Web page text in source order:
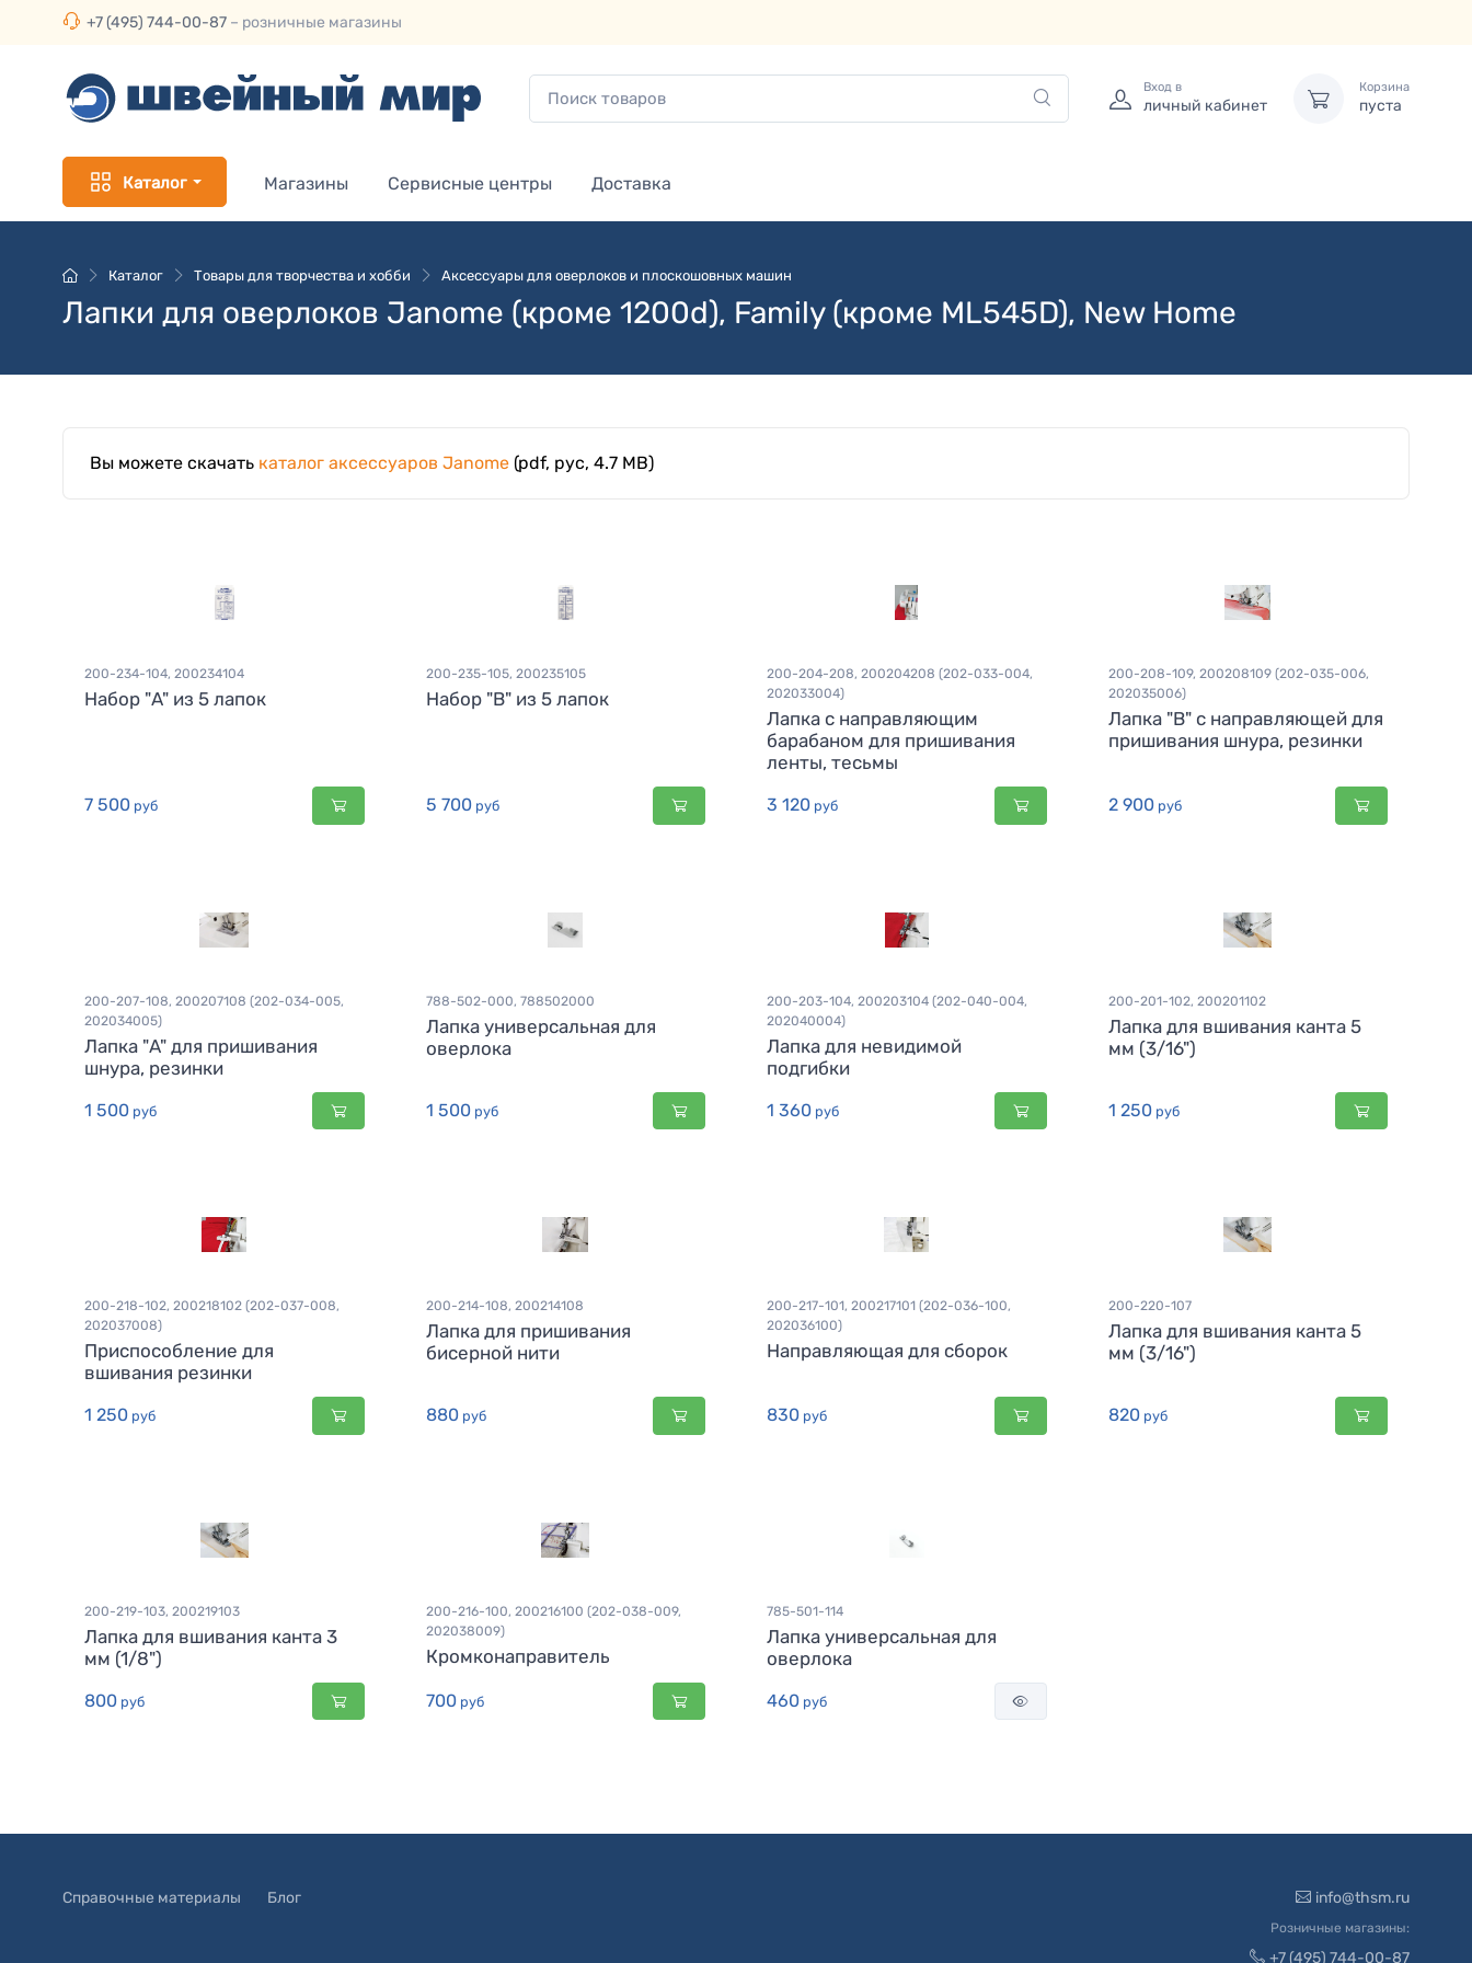
+7 (495) 744-00-87 – розничные магазины
Вход в
личный кабинет
Корзина
пуста
Каталог Магазины Сервисные центры Доставка
Каталог Товары для творчества и хобби Аксессуары для оверлоков и плоскошовных машин
Лапки для оверлоков Janome (кроме 1200d), Family (кроме ML545D), New Home
Вы можете скачать каталог аксессуаров Janome (pdf, рус, 4.7 MB)
200-234-104, 200234104
Набор "A" из 5 лапок
7 500 руб
200-235-105, 200235105
Набор "B" из 5 лапок
5 700руб
200-204-208, 200204208 (202-033-004,
202033004)
Лапка с направляющим
барабаном для пришивания
ленты, тесьмы
3 120 руб
200-208-109, 200208109 (202-035-006,
202035006)
Лапка "B" с направляющей для
пришивания шнура, резинки
2 900руб
200-207-108, 200207108 (202-034-005,
202034005)
Лапка "A" для пришивания
шнура, резинки
1 500 руб
788-502-000, 788502000
Лапка универсальная для
оверлока
1 500руб
200-203-104, 200203104 (202-040-004,
202040004)
Лапка для невидимой
подгибки
1 360 руб
200-201-102, 200201102
Лапка для вшивания канта 5
мм (3/16")
1 250руб
200-218-102, 200218102 (202-037-008,
202037008)
Приспособление для
вшивания резинки
1 250 руб
200-214-108, 200214108
Лапка для пришивания
бисерной нити
880руб
200-217-101, 200217101 (202-036-100,
202036100)
Направляющая для сборок
830 руб
200-220-107
Лапка для вшивания канта 5
мм (3/16")
820руб
200-219-103, 200219103
Лапка для вшивания канта 3
мм (1/8")
800 руб
200-216-100, 200216100 (202-038-009,
202038009)
Кромконаправитель
700руб
785-501-114
Лапка универсальная для
оверлока
460 руб
Справочные материалы Блог info@thsm.ru
Розничные магазины:
+7 (495) 744-00-87